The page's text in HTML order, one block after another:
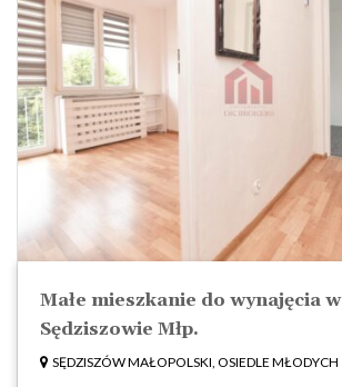
Małe mieszkanie do wynajęcia w
Sędziszowie Młp.
SĘDZISZÓW MAŁOPOLSKI, OSIEDLE MŁODYCH